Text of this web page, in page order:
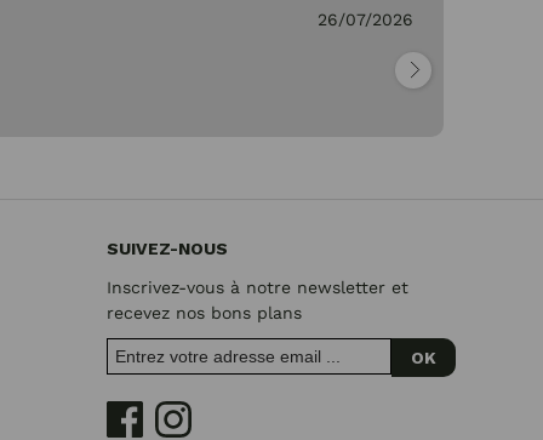
26/07/2026
SUIVEZ-NOUS
Inscrivez-vous à notre newsletter et
recevez nos bons plans
OK